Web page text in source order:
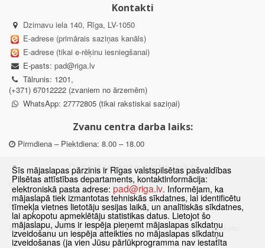
Kontakti
Dzirnavu iela 140, Rīga, LV-1050
E-adrese (primārais saziņas kanāls)
E-adrese (tikai e-rēķinu iesniegšanai)
E-pasts: pad@riga.lv
Tālrunis: 1201,
(+371) 67012222 (zvaniem no ārzemēm)
WhatsApp: 27772805 (tikai rakstiskai saziņai)
Zvanu centra darba laiks:
Pirmdiena – Piektdiena: 8.00 – 18.00
Departamenta darba laiks:
Pirmdiena, Ceturtdiena: 8.30 – 18.00
Otrdiena, Trešdiena: 8.30 – 17.00
Piektdiena: 8.30 – 15.00
Klātienes konsultācijas pieejamas tikai ar iepriekšēju pierakstu.
Šīs mājaslapas pārzinis ir Rīgas valstspilsētas pašvaldības
Pilsētas attīstības departaments, kontaktinformācija:
elektroniskā pasta adrese: pad@riga.lv. Informējam, ka
mājaslapā tiek izmantotas tehniskās sīkdatnes, lai identificētu
tīmekļa vietnes lietotāju sesijas laikā, un analītiskās sīkdatnes,
lai apkopotu apmeklētāju statistikas datus. Lietojot šo
mājaslapu, Jums ir iespēja pieņemt mājaslapas sīkdatņu
izveidošanu un iespēja atteikties no mājaslapas sīkdatņu
izveidošanas (ja vien Jūsu pārlūkprogramma nav iestatīta